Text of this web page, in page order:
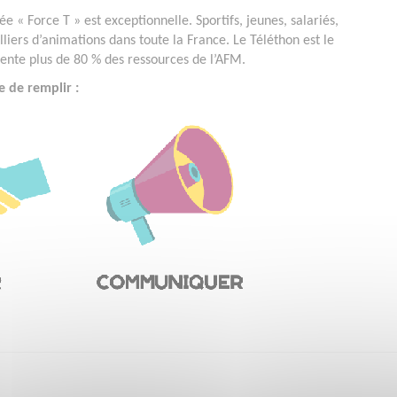
« Force T » est exceptionnelle. Sportifs, jeunes, salariés,
d’animations dans toute la France. Le Téléthon est le
plus de 80 % des ressources de l’AFM.
de remplir :